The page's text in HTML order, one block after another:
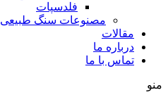
فلدسپات
مصنوعات سنگ طبیعی
مقالات
درباره ما
تماس با ما
منو